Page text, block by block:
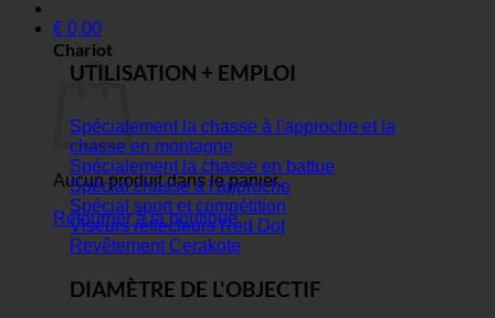
€ 0,00
Chariot
Aucun produit dans le panier.
Retourner à la boutique
UTILISATION + EMPLOI
Spécialement la chasse à l'approche et la
chasse en montagne
Spécialement la chasse en battue
Spécial chasse à l'approche
Spécial sport et compétition
Viseurs réflecteurs Red Dot
Revêtement Cerakote
DIAMÈTRE DE L'OBJECTIF